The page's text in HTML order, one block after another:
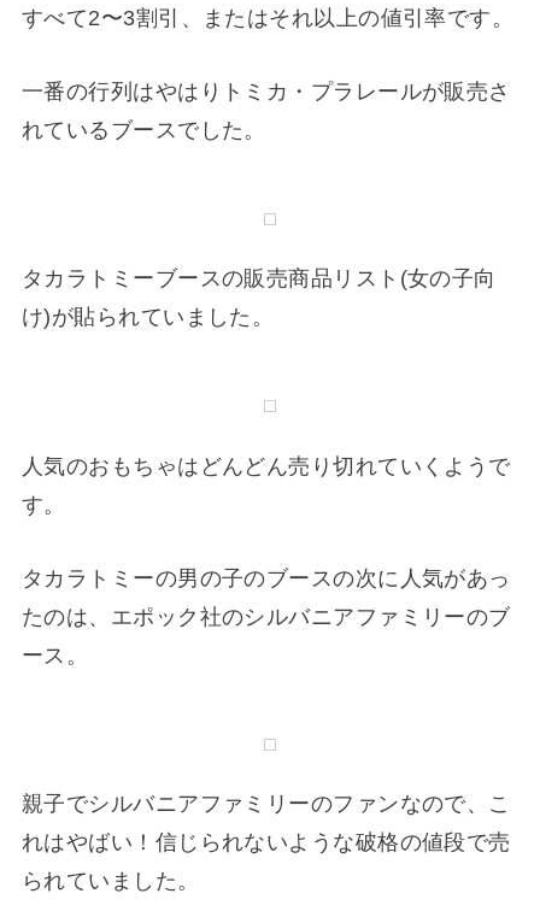
れているブースでした。
タカラトミーブースの販売商品リスト(女の子向
け)が貼られていました。